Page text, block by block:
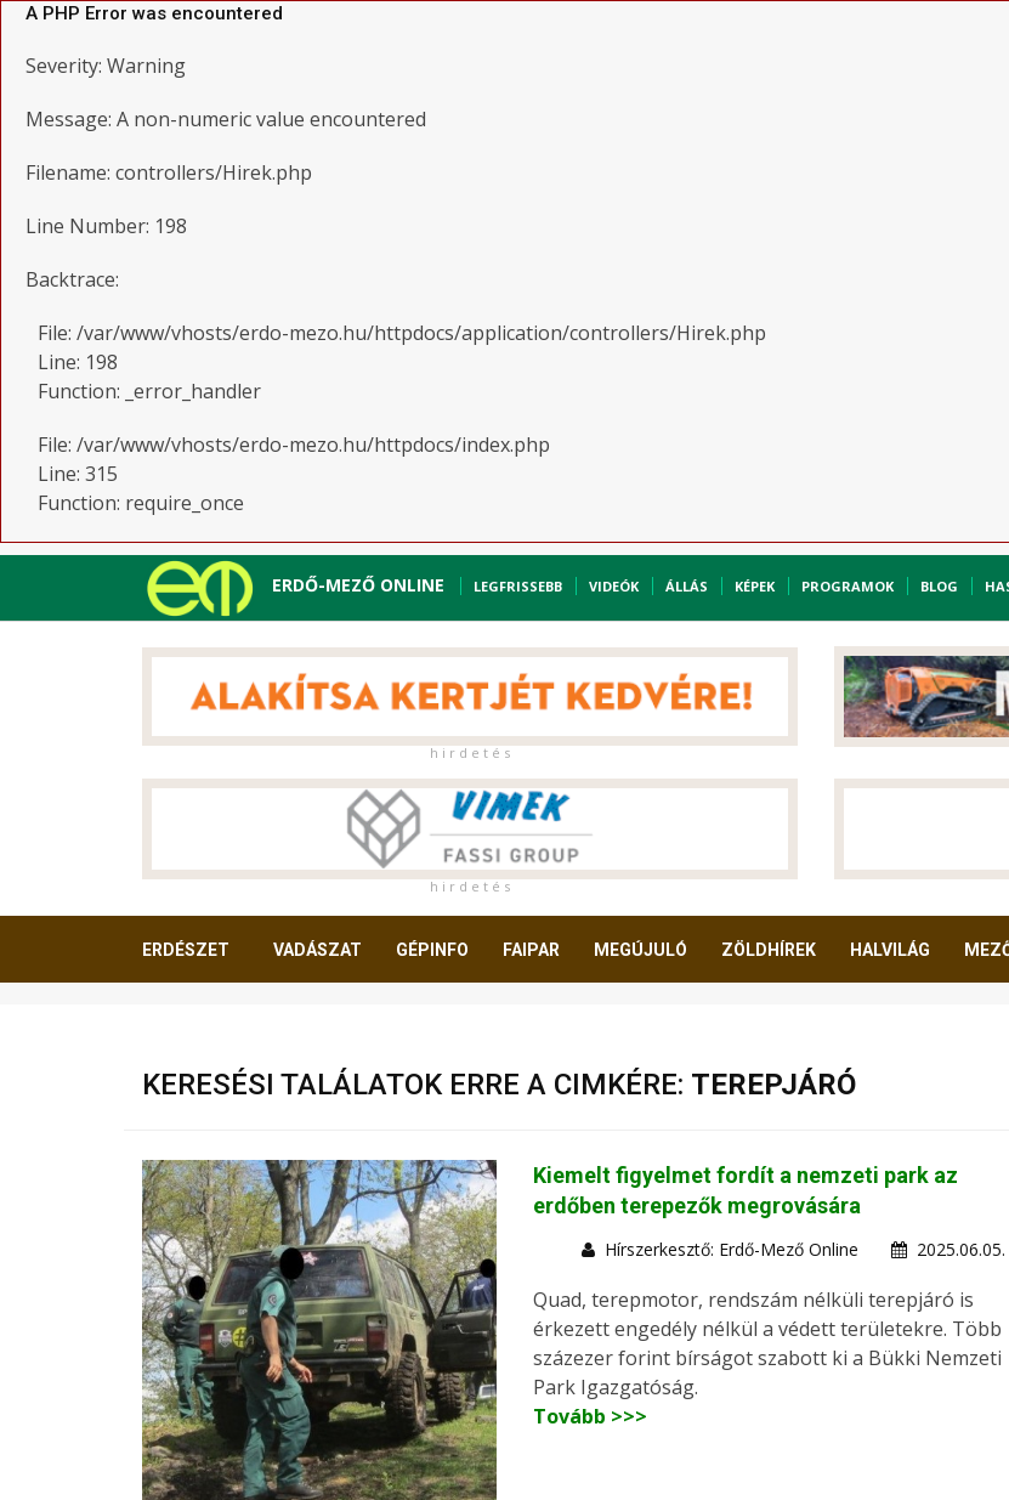
A PHP Error was encountered
Severity: Warning
Message: A non-numeric value encountered
Filename: controllers/Hirek.php
Line Number: 198
Backtrace:
File: /var/www/vhosts/erdo-mezo.hu/httpdocs/application/controllers/Hirek.php
Line: 198
Function: _error_handler
File: /var/www/vhosts/erdo-mezo.hu/httpdocs/index.php
Line: 315
Function: require_once
ERDŐ-MEZŐ ONLINE LEGFRISSEBB VIDEÓK ÁLLÁS KÉPEK PROGRAMOK BLOG
h i r d e t é s
h i r d e t é s
ERDÉSZET VADÁSZAT GÉPINFO FAIPAR MEGÚJULÓ ZÖLDHÍREK HALVILÁG
KERESÉSI TALÁLATOK ERRE A CIMKÉRE: TEREPJÁRÓ
Kiemelt figyelmet fordít a nemzeti park az
erdőben terepezők megrovására
Hírszerkesztő: Erdő-Mező Online 2025.06.05.
Quad, terepmotor, rendszám nélküli terepjáró is
érkezett engedély nélkül a védett területekre. Több
százezer forint bírságot szabott ki a Bükki Nemzeti
Park Igazgatóság.
Tovább >>>